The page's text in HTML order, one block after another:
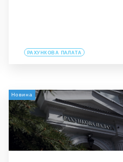
РАХУНКОВА ПАЛАТА
Новина